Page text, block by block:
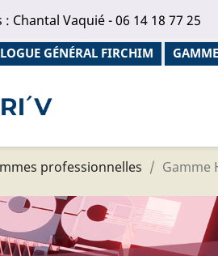
: Chantal Vaquié - 06 14 18 77 25
GÉNÉRAL FIRCHIM
professionnelles Gamme